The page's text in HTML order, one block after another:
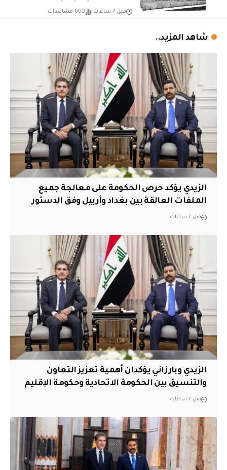
قبل 7 ساعات 660 مشاهدات
شاهد المزيد..
الزيدي يؤكد حرص الحكومة على معالجة جميع
الملفات العالقة بين بغداد وأربيل وفق الدستور
قبل 7 ساعات
الزيدي وبارزاني يؤكدان أهمية تعزيز التعاون
والتنسيق بين الحكومة الاتحادية وحكومة الإقليم
قبل 7 ساعات